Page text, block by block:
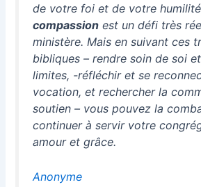
de votre foi et de votre
compassion est un défi très
ministère. Mais en suivant ces
bibliques – rendre soin de soi
limites, -réfléchir et se
vocation, et rechercher la
soutien – vous pouvez la
continuer à servir votre
amour et grâce.
Anonyme